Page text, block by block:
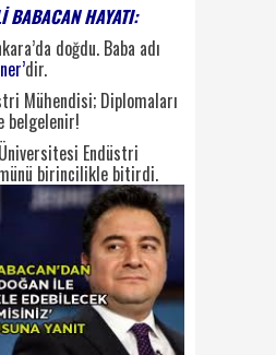
HAYATI:
doğdu. Baba adı
dir.
Mühendisi; Diplomaları
belgelenir!
Endüstri
birincilikle bitirdi.